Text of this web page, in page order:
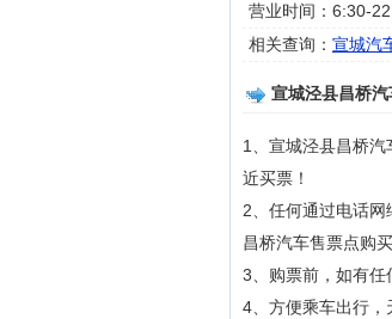
营业时间：6:30-
相关查询： 宣城汽
宣城泾县昌桥汽
1、宣城泾县昌桥
近买票！
2、任何通过电话
昌桥汽车售票点购买
3、购票前，如有任
4、方便乘车出行，